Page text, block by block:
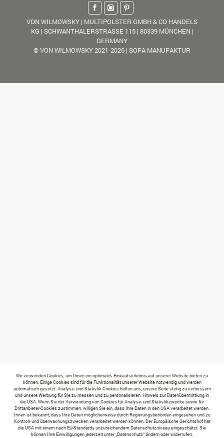
VON WILMOWSKY | MULTIPOLSTER GMBH & CO HANDELS
KG | SCHWANTHALERSTRASSE 115 | 80339 MÜNCHEN |
GERMANY
© VON WILMOWSKY 2021-2026 | SOFA MANUFAKTUR
Wir verwenden Cookies, um Ihnen ein optimales Einkaufserlebnis auf unserer Website bieten zu
können. Einige Cookies sind für die Funktionalität unserer Website notwendig und werden
automatisch gesetzt. Analyse- und Statistik-Cookies helfen uns, unsere Seite stetig zu verbessern
und unsere Werbung für Sie zu messen und zu personalisieren. Hinweis zur Datenübermittlung in
die USA: Wenn Sie der Verwendung von Cookies für Analyse- und Statistikzwecke sowie für
Drittanbieter-Cookies zustimmen, willigen Sie ein, dass Ihre Daten in den USA verarbeitet werden.
Ihnen ist bekannt, dass Ihre Daten möglicherweise durch Regierungsbehörden eingesehen und zu
Kontroll- und überwachungszwecken verarbeitet werden können. Der Europäische Gerichtshof hat
die USA mit einem nach EU-Standards unzureichendem Datenschutzniveau eingeschätzt. Sie
können Ihre Einwilligungen jederzeit unter „Datenschutz“ ändern oder widerrufen.